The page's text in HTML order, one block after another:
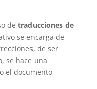
de traducciones de
se encarga de
de ser
se hace una
el documento